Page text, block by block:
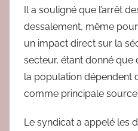
Il a souligné que l’arrêt
dessalement, même
un impact direct sur la
secteur, étant donné que
la population dépendent
comme principale source
Le syndicat a appelé les